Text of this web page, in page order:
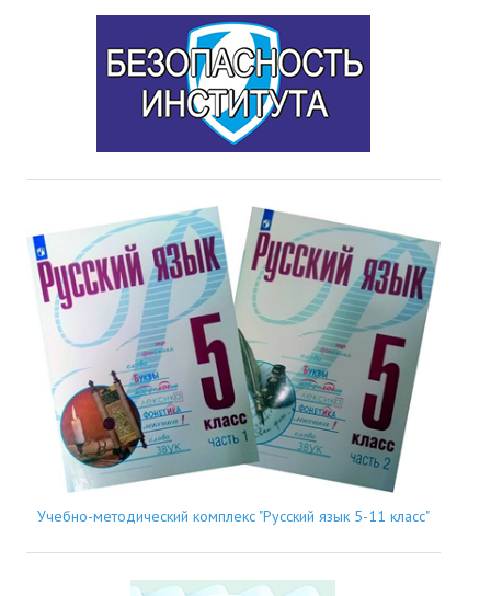
Учебно-методический комплекс "Русский язык 5-11 класс"